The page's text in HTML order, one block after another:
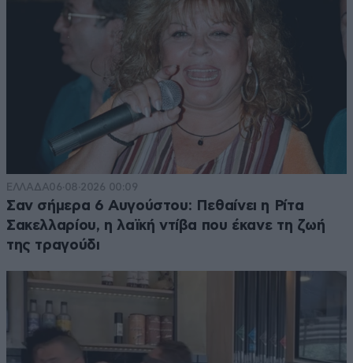
ΕΛΛΑΔΑ06·08·2026 00:09
Σαν σήμερα 6 Αυγούστου: Πεθαίνει η Ρίτα
Σακελλαρίου, η λαϊκή ντίβα που έκανε τη ζωή
της τραγούδι